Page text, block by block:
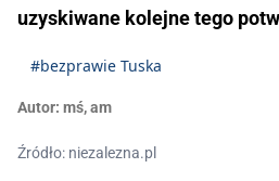
uzyskiwane kolejne tego
#bezprawie Tuska
Autor: mś,am
Źródło: niezalezna.pl